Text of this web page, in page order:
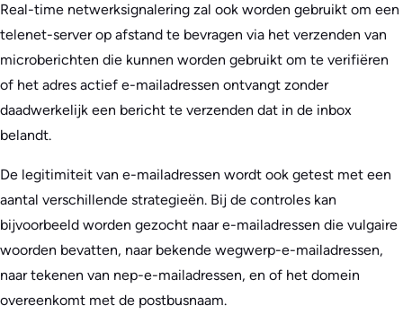
Real-time netwerksignalering zal ook worden gebruikt om een
telenet-server op afstand te bevragen via het verzenden van
microberichten die kunnen worden gebruikt om te verifiëren
of het adres actief e-mailadressen ontvangt zonder
daadwerkelijk een bericht te verzenden dat in de inbox
belandt.
De legitimiteit van e-mailadressen wordt ook getest met een
aantal verschillende strategieën. Bij de controles kan
bijvoorbeeld worden gezocht naar e-mailadressen die vulgaire
woorden bevatten, naar bekende wegwerp-e-mailadressen,
naar tekenen van nep-e-mailadressen, en of het domein
overeenkomt met de postbusnaam.